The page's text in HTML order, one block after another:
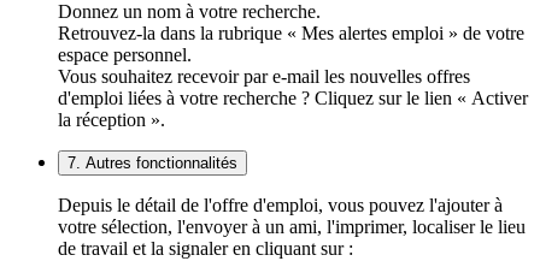
Donnez un nom à votre recherche.
Retrouvez-la dans la rubrique « Mes alertes emploi » de votre
espace personnel.
Vous souhaitez recevoir par e-mail les nouvelles offres
d'emploi liées à votre recherche ? Cliquez sur le lien « Activer
la réception ».
7. Autres fonctionnalités
Depuis le détail de l'offre d'emploi, vous pouvez l'ajouter à
votre sélection, l'envoyer à un ami, l'imprimer, localiser le lieu
de travail et la signaler en cliquant sur :